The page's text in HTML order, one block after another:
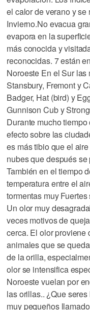
el calor de verano y
Invierno.No evacua
evapora en la
más conocida y
reconocidas. 7 están
Noroeste En el Sur las
Stansbury, Fremont y
Badger, Hat (bird) y
Gunnison Cub y
Durante mucho
efecto sobre las
es más tibio que el
nubes que después
También en el tiempo
temperatura entre el
tormentas muy
Un olor muy
veces motivos de
cerca. El olor proviene
animales que se
de la orilla,
olor se intensifica
Noroeste vuelan por
las orillas.. ¿Que
muy pequeños